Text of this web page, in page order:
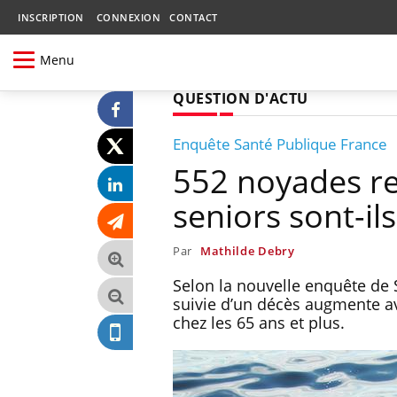
INSCRIPTION CONNEXION CONTACT
Menu
QUESTION D'ACTU
Enquête Santé Publique France
552 noyades
seniors sont-
Par Mathilde Debry
Selon la nouvelle enquête
suivie d’un décès augmente
chez les 65 ans et plus.